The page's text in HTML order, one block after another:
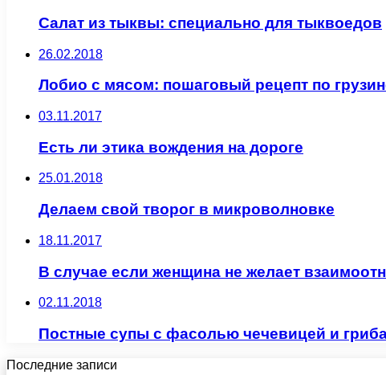
Салат из тыквы: cпециально для тыквоедов
26.02.2018
Лобио с мясом: пошаговый рецепт по
03.11.2017
Есть ли этика вождения на дороге
25.01.2018
Делаем свой творог в микроволновке
18.11.2017
В случае если женщина не желает
02.11.2018
Постные супы с фасолью чечевицей и
Последние записи